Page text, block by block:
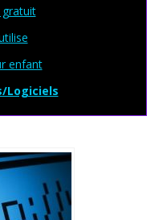
gratuit
enfant
Logiciels